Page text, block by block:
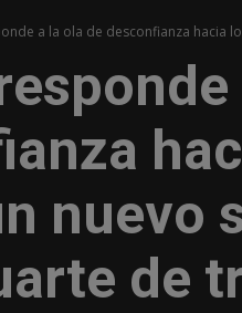
a la ola de desconfianza hacia
nuevo
de